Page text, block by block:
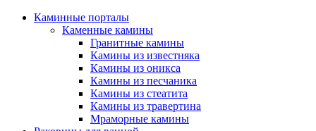
Каминные порталы
Каменные камины
Гранитные камины
Камины из известняка
Камины из оникса
Камины из песчаника
Камины из стеатита
Камины из травертина
Мраморные камины